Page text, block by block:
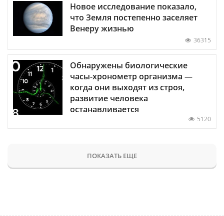
Новое исследование показало,
что Земля постепенно заселяет
Венеру жизнью
36315
Обнаружены биологические
часы-хронометр организма —
когда они выходят из строя,
развитие человека
останавливается
5120
ПОКАЗАТЬ ЕЩЕ